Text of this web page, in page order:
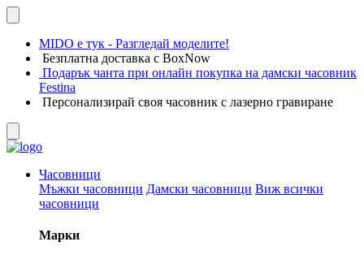
MIDO е тук - Разгледай моделите!
Безплатна доставка с BoxNow
Подарък чанта при онлайн покупка на дамски часовник
Festina
Персонализирай своя часовник с лазерно гравиране
Часовници
Мъжки часовници Дамски часовници Виж всички
часовници
Марки